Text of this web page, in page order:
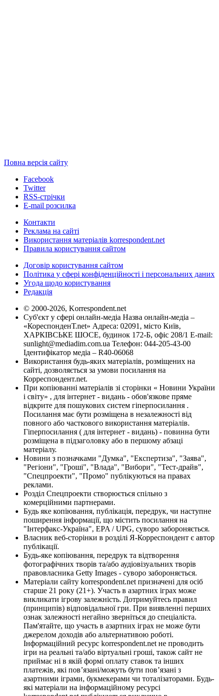
Повна версія сайту
Facebook
Twitter
RSS-стрічки
E-mail розсилка
Контакти
Реклама на сайті
Використання матеріалів korrespondent.net
Правила користування сайтом
Договір користування сайтом
Політика у сфері конфіденційності і персональних даних
Угода щодо користування
Редакція
© 2000-2026, Korrespondent.net
Суб'єкт у сфері онлайн-медіа Назва онлайн-медіа –
«КореспонденТ.net» Адреса: 02091, місто Київ,
ХАРКІВСЬКЕ ШОСЕ, будинок 172-Б, офіс 208/1 E-mail:
sunlight@mediadim.com.ua Телефон: 044-205-43-00
Ідентифікатор медіа – R40-06068
Використання будь-яких матеріалів, розміщених на
сайті, дозволяється за умови посилання на
Корреспондент.net.
При копіюванні матеріалів зі сторінки « Новини України
і світу» , для інтернет - видань - обов'язкове пряме
відкрите для пошукових систем гіперпосилання .
Посилання має бути розміщена в незалежності від
повного або часткового використання матеріалів.
Гіперпосилання ( для інтернет - видань) - повинна бути
розміщена в підзаголовку або в першому абзаці
матеріалу.
Новини з позначками "Думка", "Експертиза", "Заява",
"Регіони", "Гроші", "Влада", "Вибори", "Тест-драйв",
"Спецпроекти", "Промо" публікуються на правах
реклами.
Розділ Спецпроекти створюється спільно з
комерційними партнерами.
Будь яке копіювання, публікація, передрук, чи наступне
поширення інформації, що містить посилання на
"Інтерфакс-Україна", EPA / UPG, суворо забороняється.
Власник веб-сторінки в розділі Я-Корреспондент є автор
публікації.
Будь-яке копіювання, передрук та відтворення
фотографічних творів та/або аудіовізуальних творів
правовласника Getty Images - суворо забороняється.
Матеріали сайту korrespondent.net призначені для осіб
старше 21 року (21+). Участь в азартних іграх може
викликати ігрову залежність. Дотримуйтесь правил
(принципів) відповідальної гри. При виявленні перших
ознак залежності негайно зверніться до спеціаліста.
Пам'ятайте, що участь в азартних іграх не може бути
джерелом доходів або альтернативою роботі.
Інформаційний ресурс korrespondent.net не проводить
ігри на реальні та/або віртуальні гроші, також сайт не
приймає ні в якій формі оплату ставок та інших
платежів, які пов’язані/можуть бути пов’язані з
азартними іграми, букмекерами чи тоталізаторами. Будь-
які матеріали на інформаційному ресурсі